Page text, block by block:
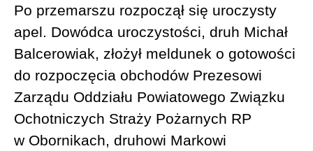
Po przemarszu rozpoczął się uroczysty
apel. Dowódca uroczystości, druh Michał
Balcerowiak, złożył meldunek o gotowości
do rozpoczęcia obchodów Prezesowi
Zarządu Oddziału Powiatowego Związku
Ochotniczych Straży Pożarnych RP
w Obornikach, druhowi Markowi